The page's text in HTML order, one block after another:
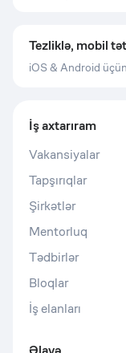
Tezliklə, mobil
iOS & Android
İş axtarıram
Vakansiyalar
Tapşırıqlar
Şirkətlər
Mentorluq
Tədbirlər
Bloqlar
İş elanları